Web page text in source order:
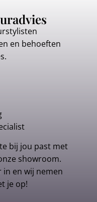
en behoeften
bij jou past met
showroom.
en wij nemen
je op!